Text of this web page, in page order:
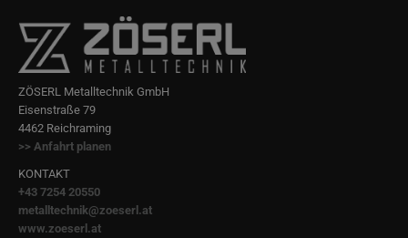
ZÖSERL Metalltechnik GmbH
Eisenstraße 79
4462 Reichraming
>> Anfahrt planen
KONTAKT
+43 7254 20550
metalltechnik@zoeserl.at
www.zoeserl.at